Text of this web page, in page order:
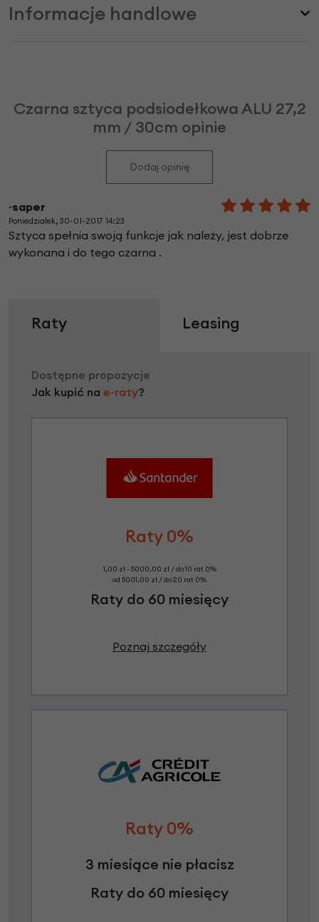
Informacje handlowe
Czarna sztyca podsiodełkowa ALU 27,2
mm / 30cm opinie
Dodaj opinię
~saper
Poniedziałek, 30-01-2017 14:23
Sztyca spełnia swoją funkcje jak należy, jest dobrze
wykonana i do tego czarna .
Raty Leasing
Dostępne propozycje
Jak kupić na e-raty?
Raty 0%
1,00 zł - 5000,00 zł / do 10 rat 0%
od 5001,00 zł / do 20 rat 0%
Raty do 60 miesięcy
Poznaj szczegóły
Raty 0%
3 miesiące nie płacisz
Raty do 60 miesięcy